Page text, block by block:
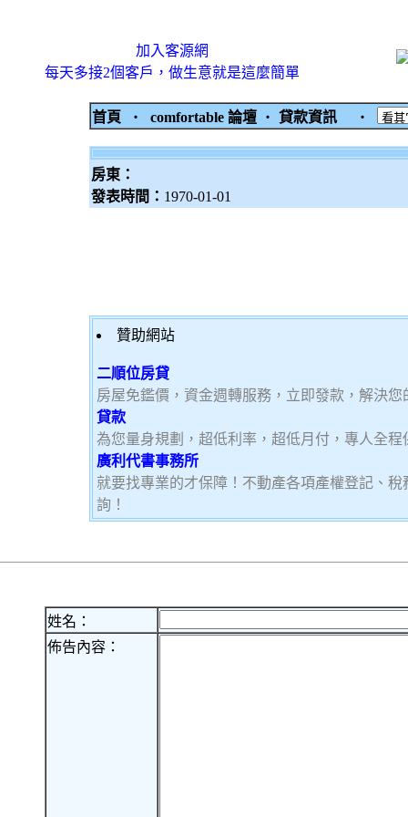
加入客源網
每天多接2個客戶，做生意就是這麼簡單
首頁 ‧ comfortable 論壇 ‧ 貸款資訊 ‧
房東：
發表時間： 1970-01-01
贊助網站
二順位房貸
房屋免鑑價，資金週轉服務，立即發款，解決您
貸款
為您量身規劃，超低利率，超低月付，專人全
廣利代書事務所
就要找專業的才保障！不動產各項產權登記、
詢！
姓名：
佈告內容：